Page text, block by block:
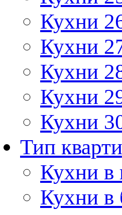
Кухни
Кухни
Кухни
Кухни
Кухни
Тип
Кухни в
Кухни в